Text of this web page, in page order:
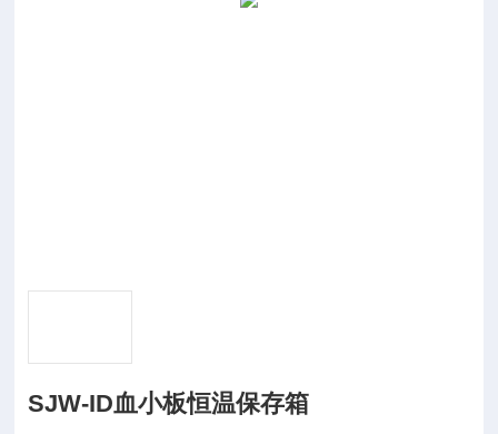
SJW-ID血小板恒温保存箱